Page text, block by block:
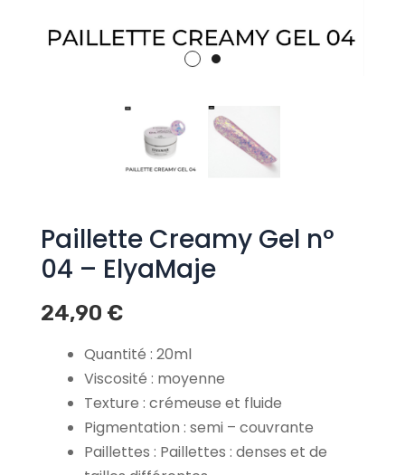
Paillette Creamy Gel n°
04 – ElyaMaje
24,90 €
Quantité : 20ml
Viscosité : moyenne
Texture : crémeuse et fluide
Pigmentation : semi – couvrante
Paillettes : Paillettes : denses et de